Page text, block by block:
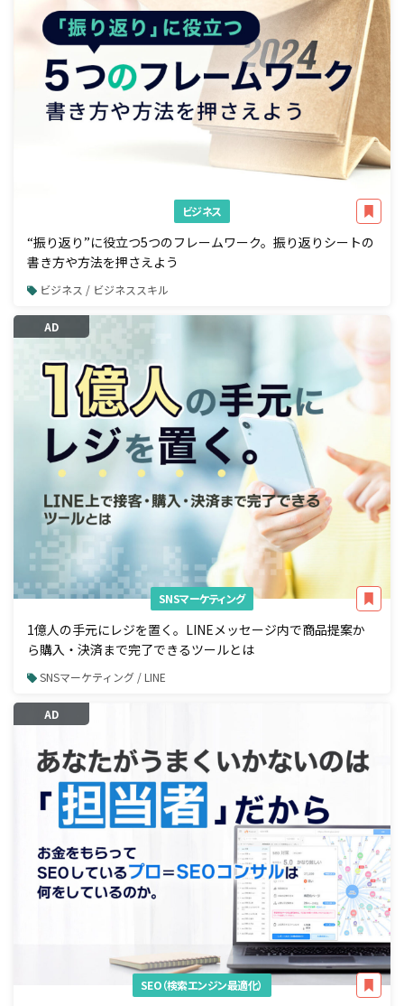
ビジネス
“振り返り”に役立つ5つのフレームワーク。振り返りシートの
書き方や方法を押さえよう
ビジネス / ビジネススキル
AD
SNSマーケティング
1億人の手元にレジを置く。LINEメッセージ内で商品提案か
ら購入・決済まで完了できるツールとは
SNSマーケティング / LINE
AD
SEO（検索エンジン最適化）